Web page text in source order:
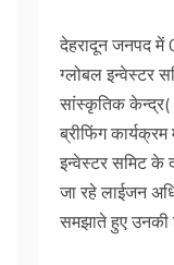
देहरादून जनपद में
ग्लोबल इन्वेस्टर
सांस्कृतिक केन्द्र(
ब्रीफिंग कार्यक्रम
इन्वेस्टर समिट के
जा रहे लाईजन
समझाते हुए उनकी